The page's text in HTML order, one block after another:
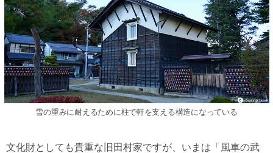
雪の重みに耐えるために柱で軒を支える構造になっている
文化財としても貴重な旧田村家ですが、いまは「風車の武